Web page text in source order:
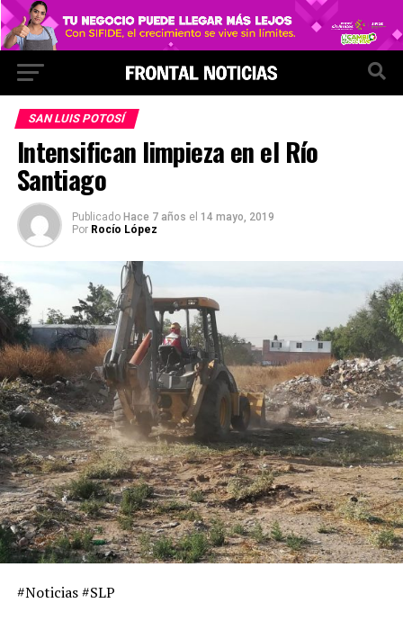
SAN LUIS POTOSÍ
Intensifican limpieza en el Río
Santiago
Publicado Hace 7 años el 14 mayo, 2019
Por Rocío López
#Noticias #SLP